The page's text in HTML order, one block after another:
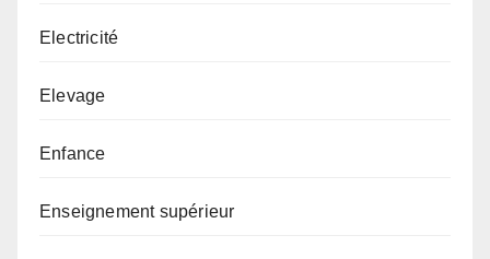
Electricité
Elevage
Enfance
Enseignement supérieur